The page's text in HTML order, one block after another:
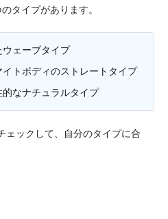
タイプがあります。
ェーブタイプ
イトボディのストレートタイプ
なナチュラルタイプ
ェックして、自分のタイプに合